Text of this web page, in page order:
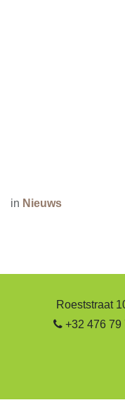
in Nieuws
Roeststraat
+32 476 79